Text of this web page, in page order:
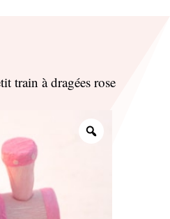
train à dragées rose